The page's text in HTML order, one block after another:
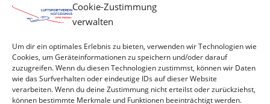
Cookie-Zustimmung
verwalten
Um dir ein optimales Erlebnis zu bieten, verwenden wir Technologien wie
Cookies, um Geräteinformationen zu speichern und/oder darauf
zuzugreifen. Wenn du diesen Technologien zustimmst, können wir Daten
wie das Surfverhalten oder eindeutige IDs auf dieser Website
verarbeiten. Wenn du deine Zustimmung nicht erteilst oder zurückziehst,
können bestimmte Merkmale und Funktionen beeinträchtigt werden.
UNSER TOLLES TEAM